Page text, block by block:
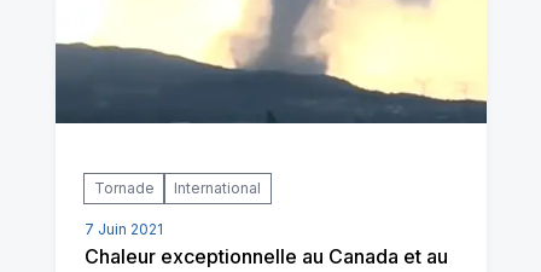
Tornade International
7 Juin 2021
Chaleur exceptionnelle au Canada et au